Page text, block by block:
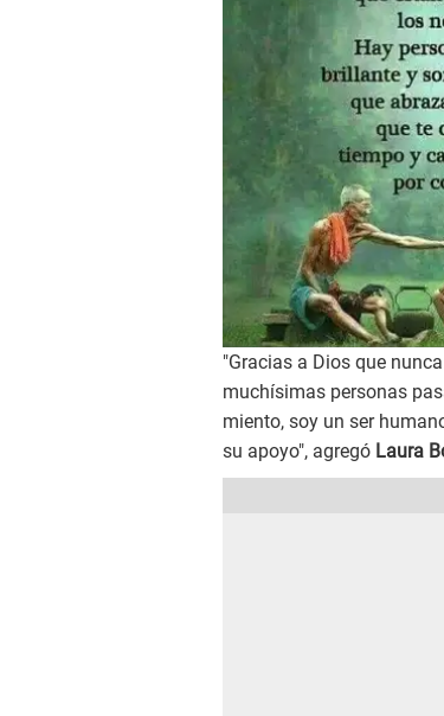
"Gracias a Dios que
muchísimas personas
miento, soy un ser
su apoyo", agregó Laura